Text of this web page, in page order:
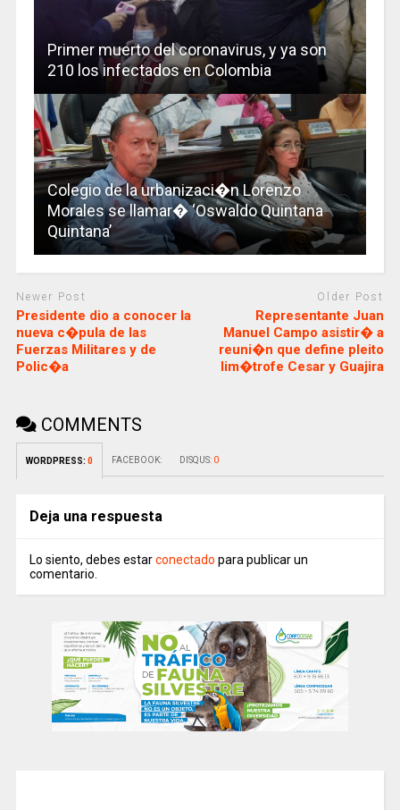
Primer muerto del coronavirus, y ya son
210 los infectados en Colombia
Colegio de la urbanizaci�n Lorenzo
Morales se llamar� ‘Oswaldo Quintana
Quintana’
Newer Post
Presidente dio a conocer la
nueva c�pula de las
Fuerzas Militares y de
Polic�a
Older Post
Representante Juan
Manuel Campo asistir� a
reuni�n que define pleito
lim�trofe Cesar y Guajira
COMMENTS
WORDPRESS: 0 FACEBOOK: DISQUS: 0
Deja una respuesta
Lo siento, debes estarconectado para publicar un
comentario.